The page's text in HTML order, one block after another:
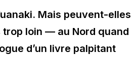
Mais peuvent-elles
trop loin — au Nord quand
d’un livre palpitant